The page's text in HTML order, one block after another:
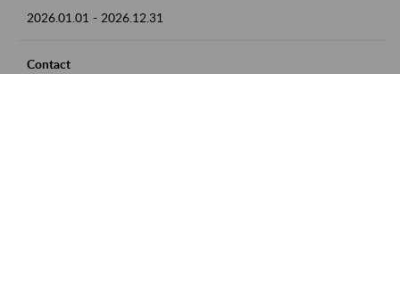
2026.01.01 - 2026.12.31
Contact